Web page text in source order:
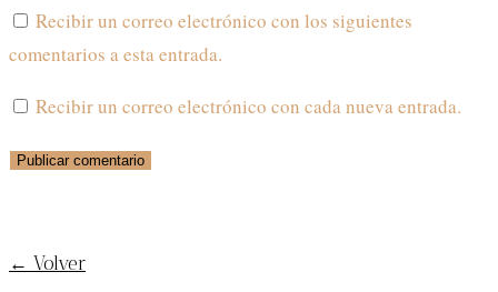
usuario
para
electrónico
para
tu
web
Recibir un correo electrónico con los siguientes
comentarios a esta entrada.
Recibir un correo electrónico con cada nueva entrada.
← Volver